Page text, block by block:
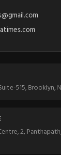
515, Brooklyn,
2,